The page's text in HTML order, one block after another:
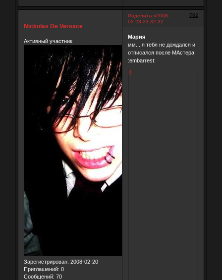
Поделиться 762
2008-
02-23 23:32:32
Nickolas De Versace
Активный участник
Зарегистрирован: 2008-02-20
Приглашений: 0
Сообщений: 70
Мария
мм....я тебя не дождался и
отписался после МАстера
:embarrest:
0